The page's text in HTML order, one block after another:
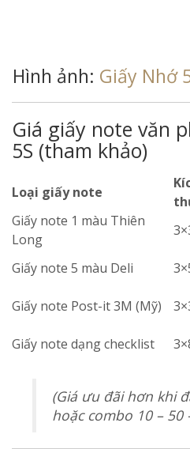
Hình ảnh: Giấy Nhớ
Giá giấy note văn
5S (tham khảo)
Loại giấy note
Giấy note 1 màu Thiên
Long
Giấy note 5 màu Deli
Giấy note Post-it 3M (Mỹ)
Giấy note dạng checklist
(Giá ưu đãi hơn khi
hoặc combo 10 – 50